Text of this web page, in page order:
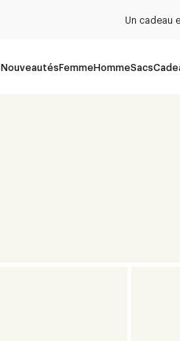
Un cadeau
NouveautésFemmeHommeSacs